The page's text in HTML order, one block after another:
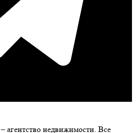
недвижимости. Все